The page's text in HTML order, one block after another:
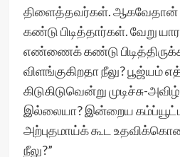
திளைத்தவர்கள்.
கண்டு பிடித்தார்கள். வேறு
எண்ணைக் கண்டு
விளங்குகிறதா நீலு? பூஜ்யம்
கிடுகிடுவென்று முடிச்சு-
இல்லையா? இன்றைய
அற்புதமாய்க் கூட
நீலு?”